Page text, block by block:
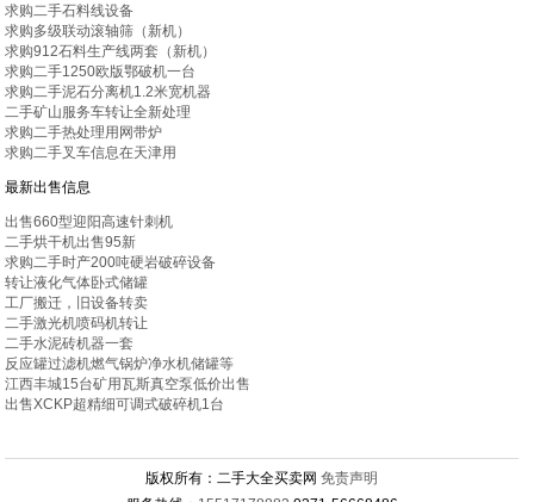
求购二手石料线设备
求购多级联动滚轴筛（新机）
求购912石料生产线两套（新机）
求购二手1250欧版鄂破机一台
求购二手泥石分离机1.2米宽机器
二手矿山服务车转让全新处理
求购二手热处理用网带炉
求购二手叉车信息在天津用
最新出售信息
出售660型迎阳高速针刺机
二手烘干机出售95新
求购二手时产200吨硬岩破碎设备
转让液化气体卧式储罐
工厂搬迁，旧设备转卖
二手激光机喷码机转让
二手水泥砖机器一套
反应罐过滤机燃气锅炉净水机储罐等
江西丰城15台矿用瓦斯真空泵低价出售
出售XCKP超精细可调式破碎机1台
版权所有：二手大全买卖网免责声明